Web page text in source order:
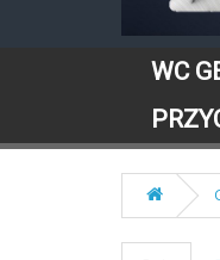
WC